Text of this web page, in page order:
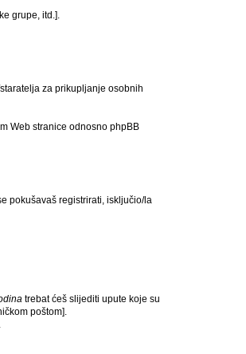
grupe, itd.].
za prikupljanje osobnih
Web stranice odnosno phpBB
pokušavaš registrirati, isključio/la
trebat ćeš slijediti upute koje su
poštom].